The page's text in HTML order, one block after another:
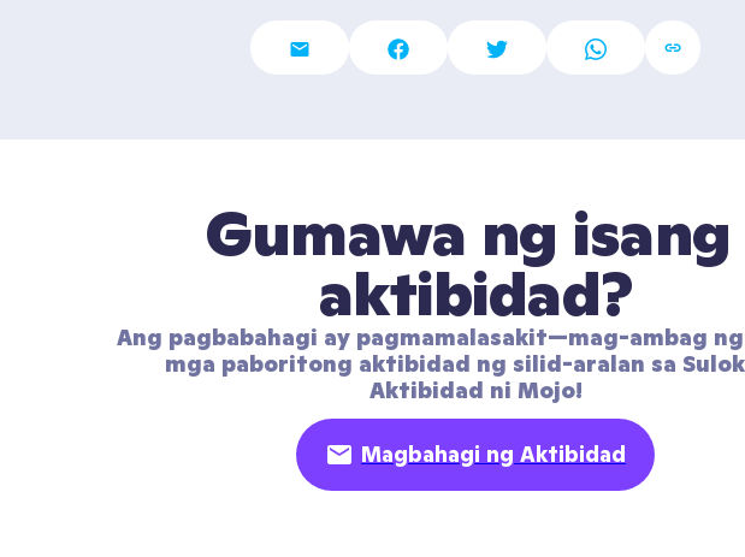
Gumawa ng isang
aktibidad?
Ang pagbabahagi ay pagmamalasakit—mag-ambag
mga paboritong aktibidad ng silid-aralan sa
Aktibidad ni Mojo!
Magbahagi ng Aktibidad